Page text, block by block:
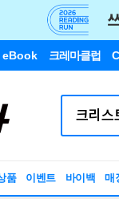
eBook 크레마클럽
품 이벤트 바이백 매